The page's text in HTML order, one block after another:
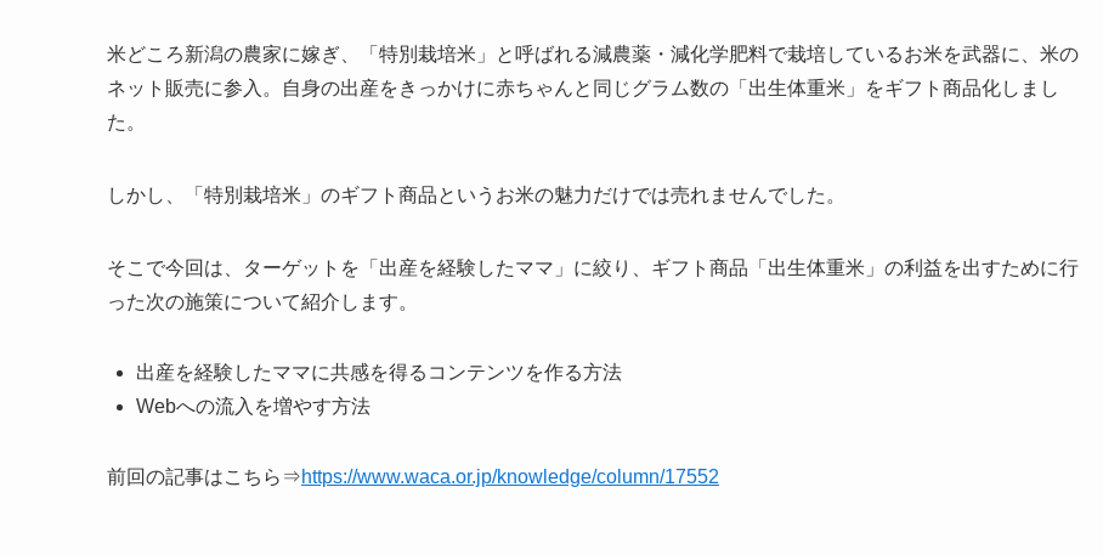
米どころ新潟の農家に嫁ぎ、「特別栽培米」と呼ばれる減農薬・減化学肥料で栽培しているお米を武器に、米の
ネット販売に参入。自身の出産をきっかけに赤ちゃんと同じグラム数の「出生体重米」をギフト商品化しまし
た。
しかし、「特別栽培米」のギフト商品というお米の魅力だけでは売れませんでした。
そこで今回は、ターゲットを「出産を経験したママ」に絞り、ギフト商品「出生体重米」の利益を出すために行
った次の施策について紹介します。
出産を経験したママに共感を得るコンテンツを作る方法
Webへの流入を増やす方法
前回の記事はこちら⇒https://www.waca.or.jp/knowledge/column/17552